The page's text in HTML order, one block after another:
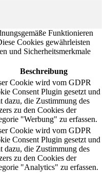
Funktionieren
Cookies gewährleisten
und Sicherheitsmerkmale
Beschreibung
Cookie wird vom GDPR
Consent Plugin gesetzt und
dazu, die Zustimmung des
zu den Cookies der
"Werbung" zu erfassen.
Cookie wird vom GDPR
Consent Plugin gesetzt und
dazu, die Zustimmung des
zu den Cookies der
"Analytics" zu erfassen.